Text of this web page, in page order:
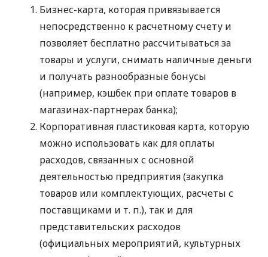
Бизнес-карта, которая привязывается
непосредственно к расчетному счету и
позволяет бесплатно рассчитываться за
товары и услуги, снимать наличные деньги
и получать разнообразные бонусы
(например, кэшбек при оплате товаров в
магазинах-партнерах банка);
Корпоративная пластиковая карта, которую
можно использовать как для оплаты
расходов, связанных с основной
деятельностью предприятия (закупка
товаров или комплектующих, расчеты с
поставщиками и т. п.), так и для
представительских расходов
(официальных мероприятий, культурных